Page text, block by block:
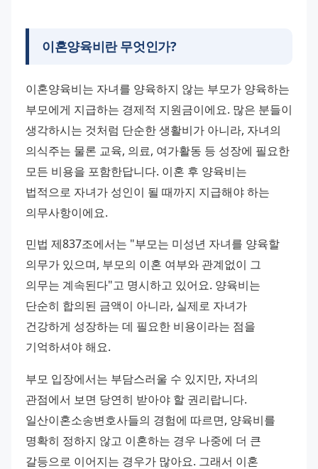
이혼양육비란 무엇인가?
이혼양육비는 자녀를 양육하지 않는 부모가 양육하는
부모에게 지급하는 경제적 지원금이에요. 많은 분들이
생각하시는 것처럼 단순한 생활비가 아니라, 자녀의
의식주는 물론 교육, 의료, 여가활동 등 성장에 필요한
모든 비용을 포함한답니다. 이혼 후 양육비는
법적으로 자녀가 성인이 될 때까지 지급해야 하는
의무사항이에요.
민법 제837조에서는 "부모는 미성년 자녀를 양육할
의무가 있으며, 부모의 이혼 여부와 관계없이 그
의무는 계속된다"고 명시하고 있어요. 양육비는
단순히 합의된 금액이 아니라, 실제로 자녀가
건강하게 성장하는 데 필요한 비용이라는 점을
기억하셔야 해요.
부모 입장에서는 부담스러울 수 있지만, 자녀의
관점에서 보면 당연히 받아야 할 권리랍니다.
일산이혼소송변호사들의 경험에 따르면, 양육비를
명확히 정하지 않고 이혼하는 경우 나중에 더 큰
갈등으로 이어지는 경우가 많아요. 그래서 이혼